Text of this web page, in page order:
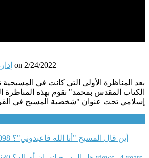
on 2/24/2022
بعد المناظرة الأولى التي كانت في
الكتاب المقدس بمحمد" نقوم بهذه المناظرة
إسلامي تحت عنوان "شخصية المسيح في
005 - أين قال المسيح "أنا الله فاعبدوني"؟